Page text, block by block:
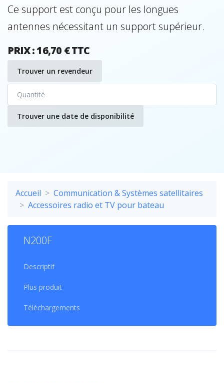
Ce support est conçu pour les longues
antennes nécessitant un support supérieur.
PRIX : 16,70 € TTC
Trouver un revendeur
Trouver une date de disponibilité
Accueil
Communication & Systèmes satellitaires
Accessoires radio et TV pour bateau
N200F
Descriptif
Plus produit
Téléchargements